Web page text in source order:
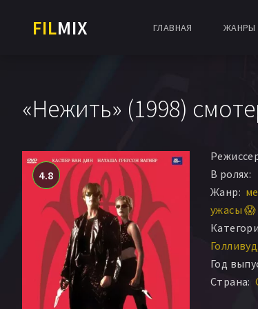
FILMIX ГЛАВНАЯ ЖАНРЫ
«Нежить» (1998)
4.8
В ролях:
Жанр:
ужасы 😱
Голливуд
Год
Страна: